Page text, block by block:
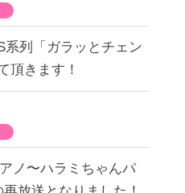
系列「ガラッとチェン
頂きます！
ノ〜ハラミちゃんパ